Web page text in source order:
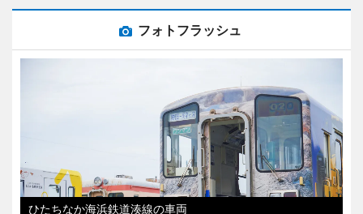
フォトフラッシュ
ひたちなか海浜鉄道湊線の車両